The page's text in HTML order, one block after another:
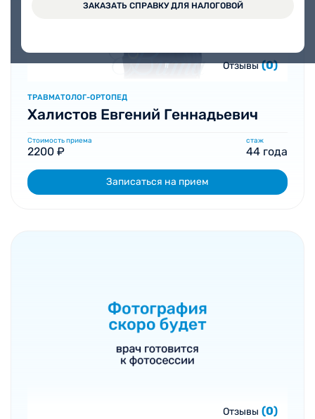
ЗАКАЗАТЬ СПРАВКУ ДЛЯ НАЛОГОВОЙ
Отзывы (0)
ТРАВМАТОЛОГ-ОРТОПЕД
Халистов Евгений Геннадьевич
Стоимость приема
2200 ₽
стаж
44 года
Записаться на прием
Отзывы (0)